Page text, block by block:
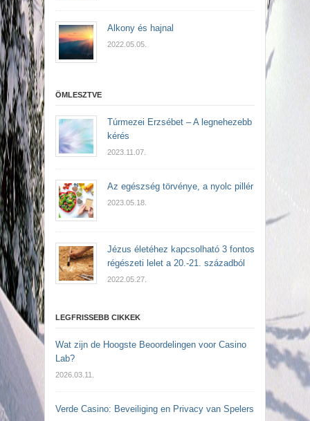
Alkony és hajnal
2022.05.05.
ÖMLESZTVE
Túrmezei Erzsébet – A legnehezebb
kérés
2023.11.07.
Az egészség törvénye, a nyolc pillér
2023.05.18.
Jézus életéhez kapcsolható 3 fontos
régészeti lelet a 20.-21. századból
2022.05.27.
LEGFRISSEBB CIKKEK
Wat zijn de Hoogste Beoordelingen voor Casino
Lab?
2026.03.11.
Verde Casino: Beveiliging en Privacy van Spelers